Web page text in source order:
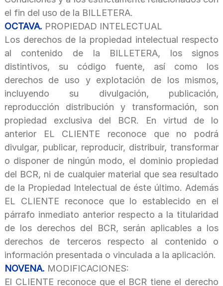
el fin del uso de la BILLETERA.
OCTAVA. PROPIEDAD INTELECTUAL
Los derechos de la propiedad intelectual respecto
al contenido de la BILLETERA, los signos
distintivos, su código fuente, así como los
derechos de uso y explotación de los mismos,
incluyendo su divulgación, publicación,
reproducción distribución y transformación, son
propiedad exclusiva del BCR. En virtud de lo
anterior EL CLIENTE reconoce que no podrá
divulgar, publicar, reproducir, distribuir, transformar
o disponer de ningún modo, el dominio propiedad
del BCR, ni de cualquier material que sea resultado
de la Propiedad Intelectual de éste último. Además
EL CLIENTE reconoce que lo establecido en el
párrafo inmediato anterior respecto a la titularidad
de los derechos del BCR, serán aplicables a los
derechos de terceros respecto al contenido o
información presentada o vinculada a la aplicación.
NOVENA. MODIFICACIONES:
El CLIENTE reconoce que el BCR tiene el derecho